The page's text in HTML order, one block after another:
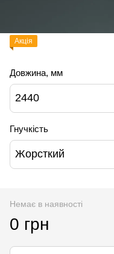
Акція
Довжина, мм
2440
Гнучкість
Жорсткий
Немає в наявності
0 грн